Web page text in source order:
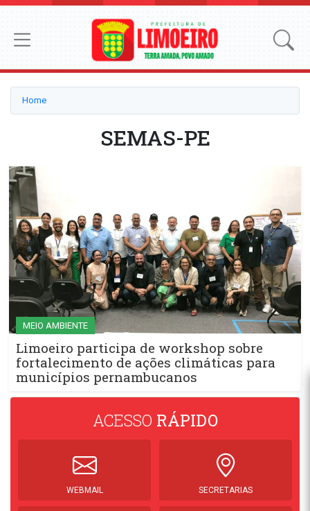
Home
SEMAS-PE
MEIO AMBIENTE
Limoeiro participa de workshop sobre
fortalecimento de ações climáticas para
municípios pernambucanos
ACESSO RÁPIDO
WEBMAIL SECRETARIAS